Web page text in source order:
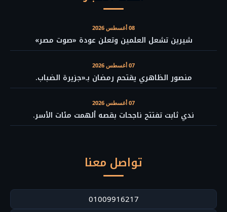
08 أغسطس 2026
شيرين تشعل العلمين وتعلن عودة «صوت مصر»
07 أغسطس 2026
منصور الظاهري يقتحم رمضان بـ«جزيرة الضباب.
07 أغسطس 2026
ندي ثابت تفتتح ناجحات بقصه ألهمت مئات الأسر.
تواصل معنا
01009916217